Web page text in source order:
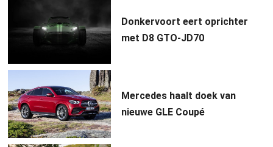
Donkervoort eert oprichter
met D8 GTO-JD70
Mercedes haalt doek van
nieuwe GLE Coupé